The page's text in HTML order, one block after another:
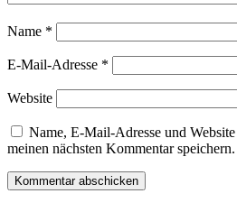
Name *
E-Mail-Adresse *
Website
Name, E-Mail-Adresse und
meinen nächsten Kommentar speichern.